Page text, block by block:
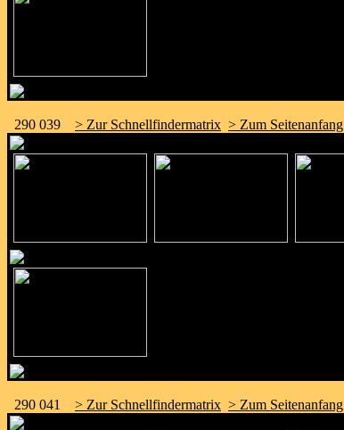
290 039 > Zur Schnellfindermatrix > Zum Seitenanfang
290 041 > Zur Schnellfindermatrix > Zum Seitenanfang